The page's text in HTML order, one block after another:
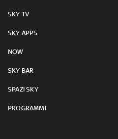
SKY TV
SKY APPS
NOW
SKY BAR
SPAZI SKY
PROGRAMMI